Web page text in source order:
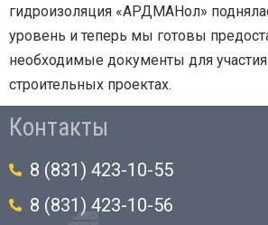
гидроизоляция «АРДМАНол»
уровень и теперь мы готовы
необходимые документы для
строительных проектах.
Контакты
8 (831) 423-10-55
8 (831) 423-10-56